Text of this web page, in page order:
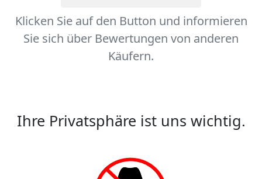
Klicken Sie auf den Button und informieren
Sie sich über Bewertungen von anderen
Käufern.
Ihre Privatsphäre ist uns wichtig.